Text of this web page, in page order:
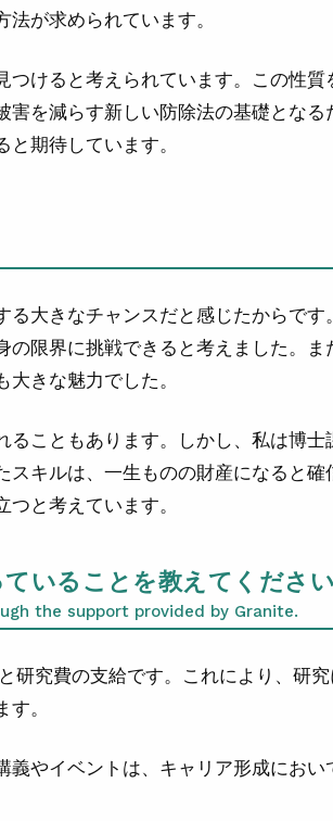
が求められています。
けると考えられています。この性
を減らす新しい防除法の基礎とな
期待しています。
大きなチャンスだと感じたからです。
限界に挑戦できると考えました。
きな魅力でした。
こともあります。しかし、私は博
キルは、一生ものの財産になると確
と考えています。
いることを教えてください
the support provided by Granite.
研究費の支給です。これにより、研
。
やイベントは、キャリア形成におい